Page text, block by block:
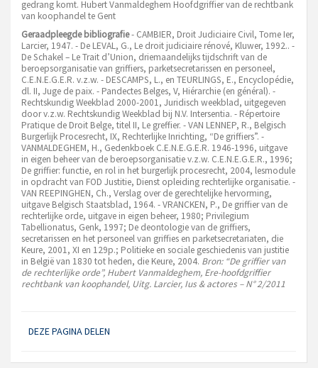
gedrang komt. Hubert Vanmaldeghem Hoofdgriffier van de rechtbank
van koophandel te Gent
Geraadpleegde bibliografie- CAMBIER, Droit Judiciaire Civil, Tome Ier,
Larcier, 1947. - De LEVAL, G., Le droit judiciaire rénové, Kluwer, 1992.. -
De Schakel – Le Trait d’Union, driemaandelijks tijdschrift van de
beroepsorganisatie van griffiers, parketsecretarissen en personeel,
C.E.N.E.G.E.R. v.z.w. - DESCAMPS, L., en TEURLINGS, E., Encyclopédie,
dl. II, Juge de paix. - Pandectes Belges, V, Hiérarchie (en général). -
Rechtskundig Weekblad 2000-2001, Juridisch weekblad, uitgegeven
door v.z.w. Rechtskundig Weekblad bij N.V. Intersentia. - Répertoire
Pratique de Droit Belge, titel II, Le greffier. - VAN LENNEP, R., Belgisch
Burgerlijk Procesrecht, IX, Rechterlijke Inrichting, “De griffiers”. -
VANMALDEGHEM, H., Gedenkboek C.E.N.E.G.E.R. 1946-1996, uitgave
in eigen beheer van de beroepsorganisatie v.z.w. C.E.N.E.G.E.R., 1996;
De griffier: functie, en rol in het burgerlijk procesrecht, 2004, lesmodule
in opdracht van FOD Justitie, Dienst opleiding rechterlijke organisatie. -
VAN REEPINGHEN, Ch., Verslag over de gerechtelijke hervorming,
uitgave Belgisch Staatsblad, 1964. - VRANCKEN, P., De griffier van de
rechterlijke orde, uitgave in eigen beheer, 1980; Privilegium
Tabellionatus, Genk, 1997; De deontologie van de griffiers,
secretarissen en het personeel van griffies en parketsecretariaten, die
Keure, 2001, XI en 129p.; Politieke en sociale geschiedenis van justitie
in België van 1830 tot heden, die Keure, 2004. Bron: “De griffier van
de rechterlijke orde”, Hubert Vanmaldeghem, Ere-hoofdgriffier
rechtbank van koophandel, Uitg. Larcier, Ius & actores – N° 2/2011
DEZE PAGINA DELEN